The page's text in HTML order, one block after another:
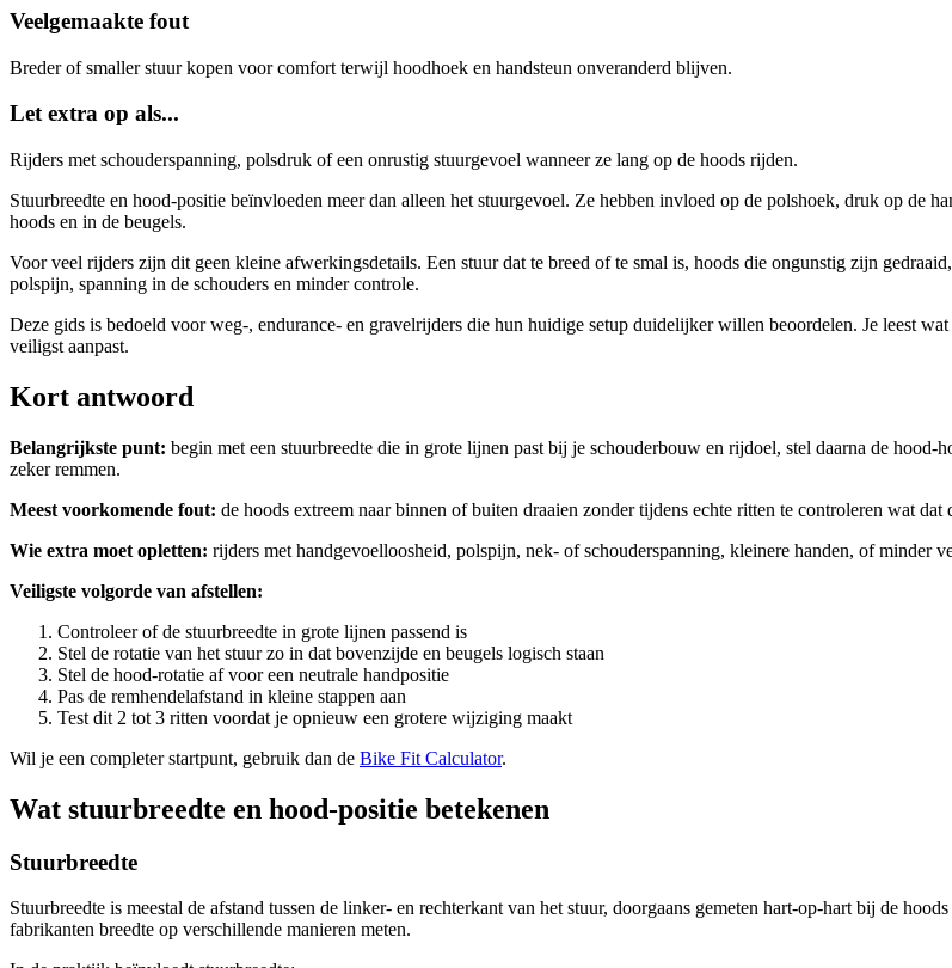
Veelgemaakte fout
Breder of smaller stuur kopen voor comfort terwijl hoodhoek en handsteun onveranderd blijven.
Let extra op als...
Rijders met schouderspanning, polsdruk of een onrustig stuurgevoel wanneer ze lang op de hoods rijden.
Stuurbreedte en hood-positie beïnvloeden meer dan alleen het stuurgevoel. Ze hebben invloed op de polshoek, druk op de
hoods en in de beugels.
Voor veel rijders zijn dit geen kleine afwerkingsdetails. Een stuur dat te breed of te smal is, hoods die ongunstig zijn
polspijn, spanning in de schouders en minder controle.
Deze gids is bedoeld voor weg-, endurance- en gravelrijders die hun huidige setup duidelijker willen beoordelen. Je leest
veiligst aanpast.
Kort antwoord
Belangrijkste punt: begin met een stuurbreedte die in grote lijnen past bij je schouderbouw en rijdoel, stel daarna de
zeker remmen.
Meest voorkomende fout: de hoods extreem naar binnen of buiten draaien zonder tijdens echte ritten te controleren wat dat
Wie extra moet opletten: rijders met handgevoelloosheid, polspijn, nek- of schouderspanning, kleinere handen, of minder
Veiligste volgorde van afstellen:
Controleer of de stuurbreedte in grote lijnen passend is
Stel de rotatie van het stuur zo in dat bovenzijde en beugels logisch staan
Stel de hood-rotatie af voor een neutrale handpositie
Pas de remhendelafstand in kleine stappen aan
Test dit 2 tot 3 ritten voordat je opnieuw een grotere wijziging maakt
Wil je een completer startpunt, gebruik dan de Bike Fit Calculator.
Wat stuurbreedte en hood-positie betekenen
Stuurbreedte
Stuurbreedte is meestal de afstand tussen de linker- en rechterkant van het stuur, doorgaans gemeten hart-op-hart bij de
fabrikanten breedte op verschillende manieren meten.